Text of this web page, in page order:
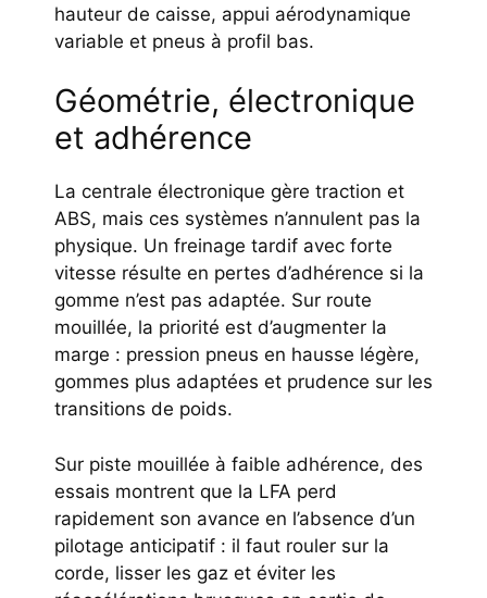
hauteur de caisse, appui aérodynamique
variable et pneus à profil bas.
Géométrie, électronique
et adhérence
La centrale électronique gère traction et
ABS, mais ces systèmes n’annulent pas la
physique. Un freinage tardif avec forte
vitesse résulte en pertes d’adhérence si la
gomme n’est pas adaptée. Sur route
mouillée, la priorité est d’augmenter la
marge : pression pneus en hausse légère,
gommes plus adaptées et prudence sur les
transitions de poids.
Sur piste mouillée à faible adhérence, des
essais montrent que la LFA perd
rapidement son avance en l’absence d’un
pilotage anticipatif : il faut rouler sur la
corde, lisser les gaz et éviter les